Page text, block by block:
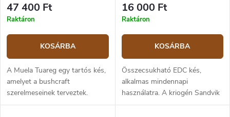
47 400 Ft
Raktáron
KOSÁRBA
A Muela Tuareg egy tartós kés,
amelyet a bushcraft
szerelmeseinek terveztek.
Tökéletesen kiegyensúlyozott,
16 000 Ft
Raktáron
KOSÁRBA
Összecsukható EDC kés,
alkalmas mindennapi
használatra. A kriogén Sandvik
14C28N rozsdamentes acél